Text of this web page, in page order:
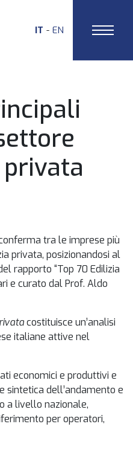
IT EN
privata
conferma tra le imprese più
privata, posizionandosi al
rapporto “Top 70 Edilizia
e curato dal Prof. Aldo
costituisce un’analisi
italiane attive nel
economici e produttivi e
sintetica dell’andamento e
a livello nazionale,
per operatori,